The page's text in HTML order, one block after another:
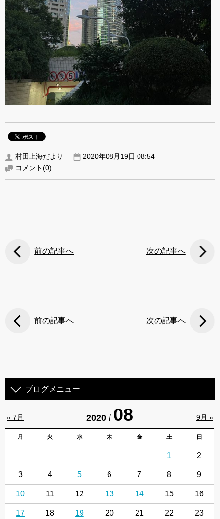
村田上海だより
2020年08月19日 08:54
コメント(0)
前の記事へ 次の記事へ
前の記事へ 次の記事へ
ブログメニュー
2020 / 08
月 火 水 木 金 土 日
1 2
3 4 5 6 7 8 9
10 11 12 13 14 15 16
17 18 19 20 21 22 23
« 7月 9月 »